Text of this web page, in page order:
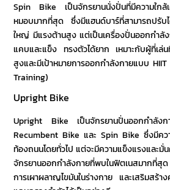
Spin Bike เป็นจักรยานนั่งปั่นที่มีความใกล้
หมอบมากที่สุด ซึ่งมีแฮนด์บาร์ที่สามารถปรับไ
ใหญ่ มีแรงต้านสูง แต่เป็นเครื่องปั่นออกกำลั
แคบและแข็ง ทรงตัวได้ยาก เหมาะกับผู้ที่เล่
สูงและมีเป้าหมายการออกกำลังกายแบบ
Training)
Upright Bike
Upright Bike เป็นจักรยานปั่นออกกำลังก
Recumbent Bike และ Spin Bike ซึ่งมีคว
ท้องถนนโดยทั่วไป แต่จะมีความแข็งแรงและมั่
จักรยานออกกำลังกายที่พบในฟิตเนสมากที่
การเผาผลาญไขมันในร่างกาย และเสริมสร้า